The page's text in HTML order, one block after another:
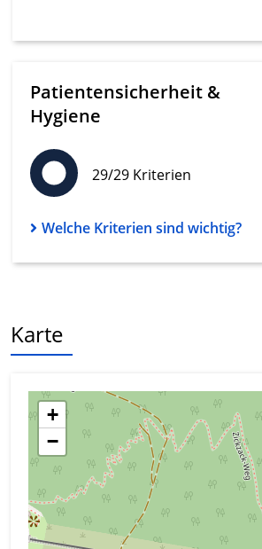
Patientensicherheit &
Hygiene
29/29 Kriterien
Welche Kriterien sind wichtig?
Karte
+
−
Performance
Funktional
Werbung